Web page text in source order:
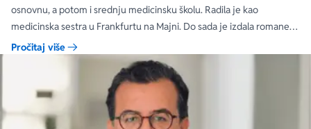
osnovnu, a potom i srednju medicinsku školu. Radila je kao
medicinska sestra u Frankfurtu na Majni. Do sada je izdala romane
„Tri hleba nasušna“, „Međaši savesti“, „Zakon srca“, „Tri hleba nasušna
na polici vremena“, koji su objavljeni u više izdanja.
Pročitaj više